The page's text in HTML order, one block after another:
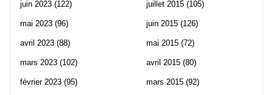
juin 2023 (122)
mai 2023 (96)
avril 2023 (88)
mars 2023 (102)
février 2023 (95)
juillet 2015 (105)
juin 2015 (126)
mai 2015 (72)
avril 2015 (80)
mars 2015 (92)